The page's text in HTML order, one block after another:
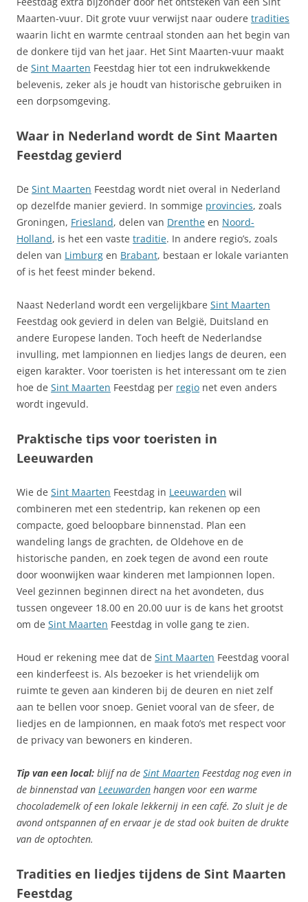
Maarten-vuur. Dit grote vuur verwijst naar oudere tradities
waarin licht en warmte centraal stonden aan het begin van
de donkere tijd van het jaar. Het Sint Maarten-vuur maakt
de Sint Maarten Feestdag hier tot een indrukwekkende
belevenis, zeker als je houdt van historische gebruiken in
een dorpsomgeving.
Waar in Nederland wordt de Sint Maarten
Feestdag gevierd
De Sint Maarten Feestdag wordt niet overal in Nederland
op dezelfde manier gevierd. In sommige provincies, zoals
Groningen, Friesland, delen van Drenthe en Noord-
Holland, is het een vaste traditie. In andere regio’s, zoals
delen van Limburg en Brabant, bestaan er lokale varianten
of is het feest minder bekend.
Naast Nederland wordt een vergelijkbare Sint Maarten
Feestdag ook gevierd in delen van België, Duitsland en
andere Europese landen. Toch heeft de Nederlandse
invulling, met lampionnen en liedjes langs de deuren, een
eigen karakter. Voor toeristen is het interessant om te zien
hoe de Sint Maarten Feestdag per regio net even anders
wordt ingevuld.
Praktische tips voor toeristen in
Leeuwarden
Wie de Sint Maarten Feestdag in Leeuwarden wil
combineren met een stedentrip, kan rekenen op een
compacte, goed beloopbare binnenstad. Plan een
wandeling langs de grachten, de Oldehove en de
historische panden, en zoek tegen de avond een route
door woonwijken waar kinderen met lampionnen lopen.
Veel gezinnen beginnen direct na het avondeten, dus
tussen ongeveer 18.00 en 20.00 uur is de kans het grootst
om de Sint Maarten Feestdag in volle gang te zien.
Houd er rekening mee dat de Sint Maarten Feestdag vooral
een kinderfeest is. Als bezoeker is het vriendelijk om
ruimte te geven aan kinderen bij de deuren en niet zelf
aan te bellen voor snoep. Geniet vooral van de sfeer, de
liedjes en de lampionnen, en maak foto’s met respect voor
de privacy van bewoners en kinderen.
Tip van een local: blijf na de Sint Maarten Feestdag nog even in
de binnenstad van Leeuwarden hangen voor een warme
chocolademelk of een lokale lekkernij in een café. Zo sluit je de
avond ontspannen af en ervaar je de stad ook buiten de drukte
van de optochten.
Tradities en liedjes tijdens de Sint Maarten
Feestdag